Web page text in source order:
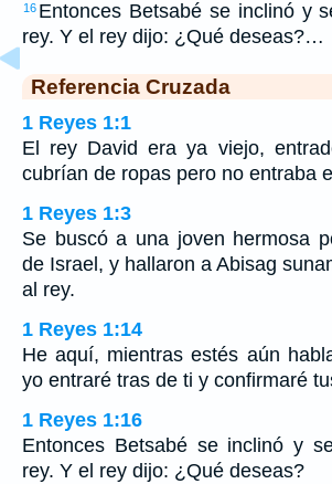
16 Entonces Betsabé se inclinó y
rey. Y el rey dijo: ¿Qué deseas?…
Referencia Cruzada
1 Reyes 1:1
El rey David era ya viejo,
cubrían de ropas pero no entraba
1 Reyes 1:3
Se buscó a una joven hermosa
de Israel, y hallaron a Abisag
al rey.
1 Reyes 1:14
He aquí, mientras estés aún
yo entraré tras de ti y confirmaré
1 Reyes 1:16
Entonces Betsabé se inclinó y
rey. Y el rey dijo: ¿Qué deseas?